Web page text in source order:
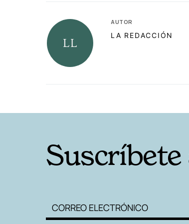
AUTOR
LA REDACCIÓN